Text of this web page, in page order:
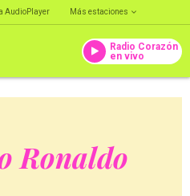
AudioPlayer Más estaciones
Radio Corazón
en vivo
Ronaldo